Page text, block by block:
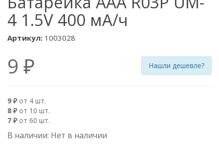
4 1.5V 400 мА/ч
Артикул: 1003028
9 ₽ Нашли дешевле?
9 ₽ от 4 шт.
8 ₽ от 10 шт.
7 ₽ от 60 шт.
В наличии: Нет в наличии